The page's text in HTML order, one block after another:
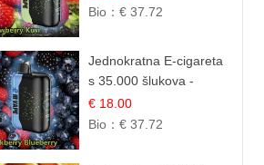
Mješavina
Bio： € 37.72
Jednokratna E-cigareta
s 35.000 šlukova -
Kupina & Borovnica |
Intenzivna Mješavina
€ 18.00
Bio： € 37.72